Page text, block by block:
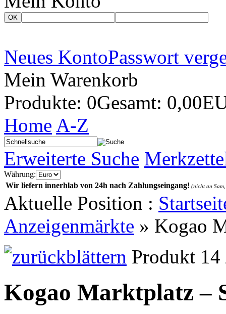
OK
Neues KontoPasswort
Mein Warenkorb
Produkte: 0Gesamt:
Home A-Z
Erweiterte Suche
Währung:
Wir liefern innerhlab von 24h nach Zahlungseingang! (nicht an
Aktuelle Position :
Anzeigenmärkte » Kogao
Produkt
Kogao Marktplatz –